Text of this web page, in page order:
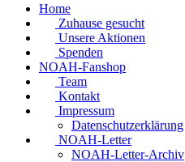
Home
Zuhause gesucht
Unsere Aktionen
Spenden
NOAH-Fanshop
Team
Kontakt
Impressum
Datenschutzerklärung
NOAH-Letter
NOAH-Letter-Archiv